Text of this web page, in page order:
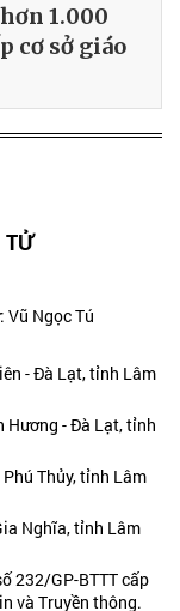
1.000
cơ sở giáo
TỬ
Vũ Ngọc Tú
- Đà Lạt, tỉnh Lâm
Hương - Đà Lạt, tỉnh
Thủy, tỉnh Lâm
Nghĩa, tỉnh Lâm
232/GP-BTTT cấp
và Truyền thông.